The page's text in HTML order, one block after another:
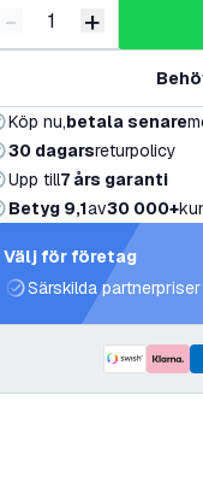
Minska antal
- Öka antal
+
Köp nu,betala senare
30 dagarsreturpolicy
Upp till7 års garanti
Betyg 9,1av30 000+
Välj för företag
Särskilda partnerpriser